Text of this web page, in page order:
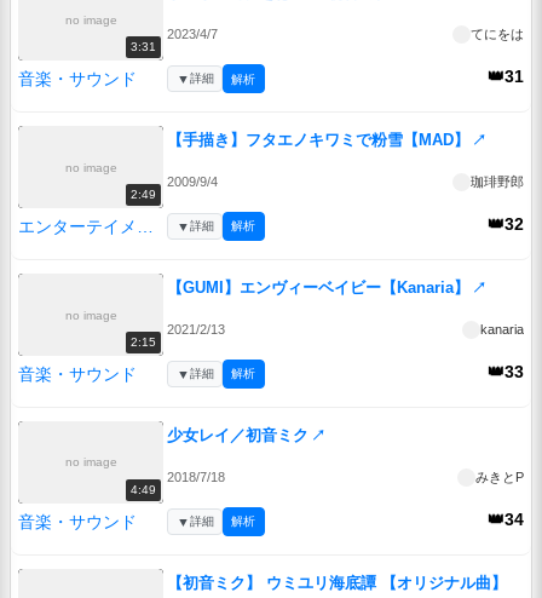
no image
3:31
2023/4/7 てにをは
音楽・サウンド 👑31
▼詳細 解析
no image
2:49
【手描き】フタエノキワミで粉雪【MAD】 ↗
2009/9/4 珈琲野郎
エンターテイメント 👑32
▼詳細 解析
no image
2:15
【GUMI】エンヴィーベイビー【Kanaria】 ↗
2021/2/13 kanaria
音楽・サウンド 👑33
▼詳細 解析
no image
4:49
少女レイ／初音ミク ↗
2018/7/18 みきとP
音楽・サウンド 👑34
▼詳細 解析
【初音ミク】 ウミユリ海底譚 【オリジナル曲】